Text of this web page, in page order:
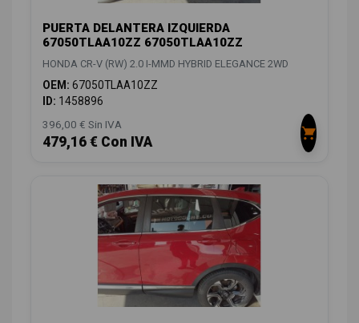
PUERTA DELANTERA IZQUIERDA
67050TLAA10ZZ 67050TLAA10ZZ
HONDA CR-V (RW) 2.0 I-MMD HYBRID ELEGANCE 2WD
OEM: 67050TLAA10ZZ
ID: 1458896
396,00 € Sin IVA
479,16 € Con IVA